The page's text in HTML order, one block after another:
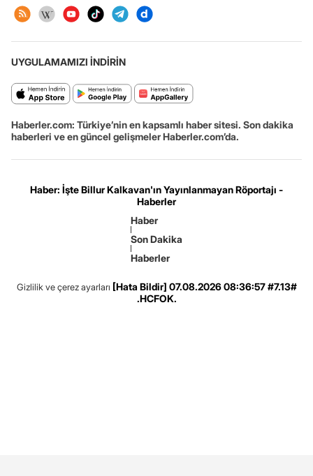
UYGULAMAMIZI İNDİRİN
Haberler.com: Türkiye’nin en kapsamlı haber sitesi. Son dakika
haberleri ve en güncel gelişmeler Haberler.com’da.
Haber: İşte Billur Kalkavan'ın Yayınlanmayan Röportajı -
Haberler
Haber
Son Dakika
Haberler
Gizlilik ve çerez ayarları [Hata Bildir] 07.08.2026 08:36:57 #7.13#
.HCFOK.